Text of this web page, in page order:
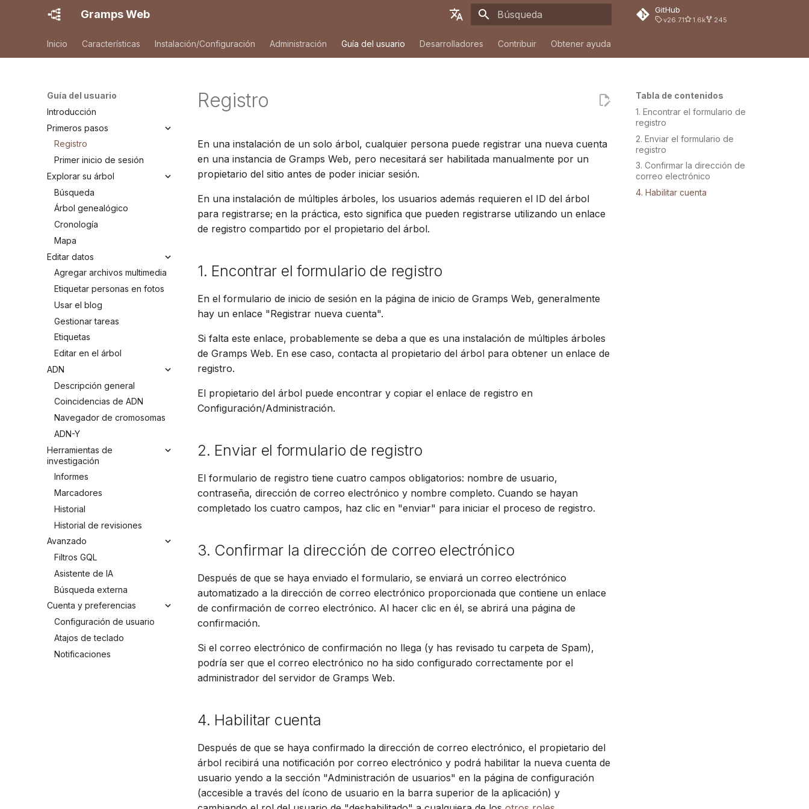
Gramps Web
English
Tiếng Việt
Русский
Português
Italiano
GitHub
v26.7.1 1.6k 245
Inicio Características Instalación/Configuración Administración Guía del usuario Desarrolladores Contribuir Obtener ayuda
Guía del usuario
Introducción
Primeros pasos
Registro
Primer inicio de sesión
Explorar su árbol
Búsqueda
Árbol genealógico
Cronología
Mapa
Editar datos
Agregar archivos multimedia
Etiquetar personas en fotos
Usar el blog
Gestionar tareas
Etiquetas
Editar en el árbol
ADN
Descripción general
Coincidencias de ADN
Navegador de cromosomas
ADN-Y
Herramientas de
investigación
Informes
Marcadores
Historial
Historial de revisiones
Avanzado
Filtros GQL
Asistente de IA
Búsqueda externa
Cuenta y preferencias
Configuración de usuario
Atajos de teclado
Notificaciones
Tabla de contenidos
1. Encontrar el formulario de
registro
2. Enviar el formulario de
registro
3. Confirmar la dirección de
correo electrónico
4. Habilitar cuenta
Registro
En una instalación de un solo árbol, cualquier persona puede registrar una nueva cuenta
en una instancia de Gramps Web, pero necesitará ser habilitada manualmente por un
propietario del sitio antes de poder iniciar sesión.
En una instalación de múltiples árboles, los usuarios además requieren el ID del árbol
para registrarse; en la práctica, esto significa que pueden registrarse utilizando un enlace
de registro compartido por el propietario del árbol.
1. Encontrar el formulario de registro
En el formulario de inicio de sesión en la página de inicio de Gramps Web, generalmente
hay un enlace "Registrar nueva cuenta".
Si falta este enlace, probablemente se deba a que es una instalación de múltiples árboles
de Gramps Web. En ese caso, contacta al propietario del árbol para obtener un enlace de
registro.
El propietario del árbol puede encontrar y copiar el enlace de registro en
Configuración/Administración.
2. Enviar el formulario de registro
El formulario de registro tiene cuatro campos obligatorios: nombre de usuario,
contraseña, dirección de correo electrónico y nombre completo. Cuando se hayan
completado los cuatro campos, haz clic en "enviar" para iniciar el proceso de registro.
3. Confirmar la dirección de correo electrónico
Después de que se haya enviado el formulario, se enviará un correo electrónico
automatizado a la dirección de correo electrónico proporcionada que contiene un enlace
de confirmación de correo electrónico. Al hacer clic en él, se abrirá una página de
confirmación.
Si el correo electrónico de confirmación no llega (y has revisado tu carpeta de Spam),
podría ser que el correo electrónico no ha sido configurado correctamente por el
administrador del servidor de Gramps Web.
4. Habilitar cuenta
Después de que se haya confirmado la dirección de correo electrónico, el propietario del
árbol recibirá una notificación por correo electrónico y podrá habilitar la nueva cuenta de
usuario yendo a la sección "Administración de usuarios" en la página de configuración
(accesible a través del ícono de usuario en la barra superior de la aplicación) y